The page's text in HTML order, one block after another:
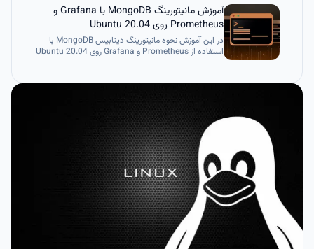
توسعه‌دهندگان لینوکس است.
آموزش مانیتورینگ MongoDB با Grafana و
Prometheus روی Ubuntu 20.04
در این آموزش نحوه مانیتورینگ دیتابیس MongoDB با
استفاده از Prometheus و Grafana روی Ubuntu 20.04
داشبورد حرفه‌ای برای بررسی لحظه‌ای عملکرد، مصرف منابع